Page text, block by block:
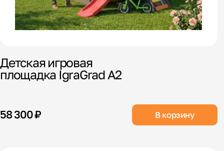
Детская игровая
площадка IgraGrad А2
58 300 ₽ В корзину